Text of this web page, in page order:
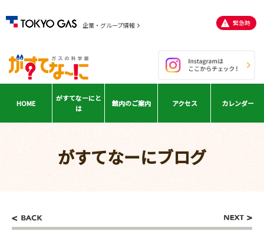
企業・グループ情報 緊急時
HOME
がすてなーにと
は
館内のご案内 アクセス カレンダー
がすてなーにブログ